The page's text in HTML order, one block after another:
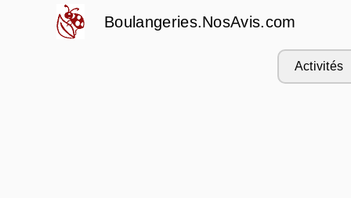
Boulangeries.NosAvis.com
Activités